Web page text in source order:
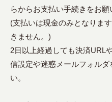
らからお支払い手続きをお願
(支払いは現金のみとなりま
きません。)
2日以上経過しても決済URL
信設定や迷惑メールフォル
い。